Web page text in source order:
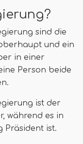
sind die
und ein
in einer
Person beide
ist der
während es in
Präsident ist.